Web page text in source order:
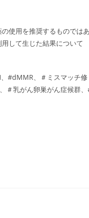
使用を推奨するものでは
して生じた結果について
#dMMR、＃ミスマッチ修
＃乳がん卵巣がん症候群